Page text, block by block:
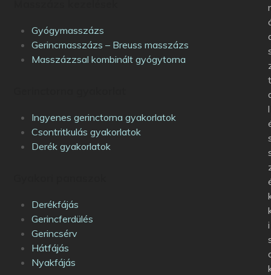
Gyógymasszázs
Gerincmasszázs – Breuss masszázs
Masszázzsal kombinált gyógytorna
Ingyenes gerinctorna gyakorlatok
Csontritkulás gyakorlatok
Derék gyakorlatok
Derékfájás
Gerincferdülés
Gerincsérv
Hátfájás
Nyakfájás
r
l
i